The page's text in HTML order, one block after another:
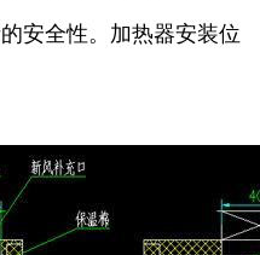
安全性。加热器安装位